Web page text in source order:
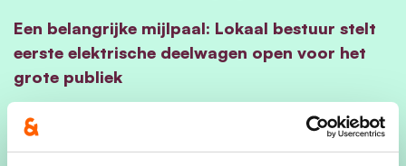
Een belangrijke mijlpaal: Lokaal bestuur stelt
eerste elektrische deelwagen open voor het
grote publiek
Torentoer - Beweeg en ontdek het
Pajottenland vanop en tussen vier torens